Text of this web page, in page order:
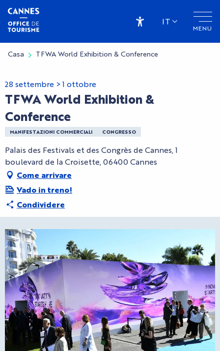
Aller
contenu
principal
MENU
Accessibilité
IT
Casa TFWA World Exhibition & Conference
28 settembre > 1 ottobre
TFWA World Exhibition &
Conference
MANIFESTAZIONI COMMERCIALI CONGRESSO
Palais des Festivals et des Congrès de Cannes, 1
boulevard de la Croisette, 06400 Cannes
Come arrivare
Vado in treno!
Condividere